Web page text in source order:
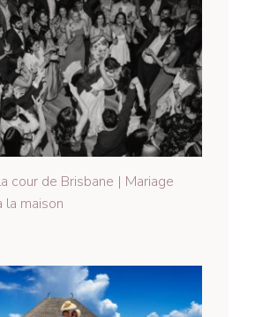
cour de Brisbane | Mariage
la maison